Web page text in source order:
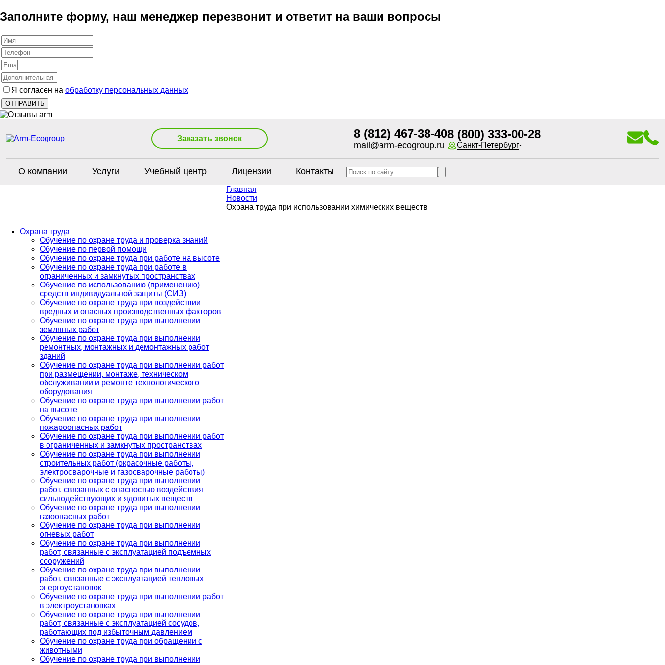
Заполните форму, наш менеджер перезвонит и ответит на ваши вопросы
Я согласен на обработку персональных данных
Заказать звонок 8 (812) 467-38-40
mail@arm-ecogroup.ru
8 (800) 333-00-28
Санкт-Петербург
О компании Услуги Учебный центр Лицензии Контакты
Главная
Новости
Охрана труда при использовании химических веществ
Охрана труда
Обучение по охране труда и проверка знаний
Обучение по первой помощи
Обучение по охране труда при работе на высоте
Обучение по охране труда при работе в
ограниченных и замкнутых пространствах
Обучение по использованию (применению)
средств индивидуальной защиты (СИЗ)
Обучение по охране труда при воздействии
вредных и опасных производственных факторов
Обучение по охране труда при выполнении
земляных работ
Обучение по охране труда при выполнении
ремонтных, монтажных и демонтажных работ
зданий
Обучение по охране труда при выполнении работ
при размещении, монтаже, техническом
обслуживании и ремонте технологического
оборудования
Обучение по охране труда при выполнении работ
на высоте
Обучение по охране труда при выполнении
пожароопасных работ
Обучение по охране труда при выполнении работ
в ограниченных и замкнутых пространствах
Обучение по охране труда при выполнении
строительных работ (окрасочные работы,
электросварочные и газосварочные работы)
Обучение по охране труда при выполнении
работ, связанных с опасностью воздействия
сильнодействующих и ядовитых веществ
Обучение по охране труда при выполнении
газоопасных работ
Обучение по охране труда при выполнении
огневых работ
Обучение по охране труда при выполнении
работ, связанные с эксплуатацией подъемных
сооружений
Обучение по охране труда при выполнении
работ, связанные с эксплуатацией тепловых
энергоустановок
Обучение по охране труда при выполнении работ
в электроустановках
Обучение по охране труда при выполнении
работ, связанные с эксплуатацией сосудов,
работающих под избыточным давлением
Обучение по охране труда при обращении с
животными
Обучение по охране труда при выполнении